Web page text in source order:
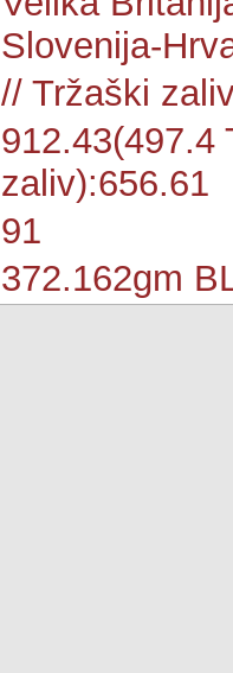
Slovenija-
// Tržaški
912.43(497.4
zaliv):656.61
91
372.162gm